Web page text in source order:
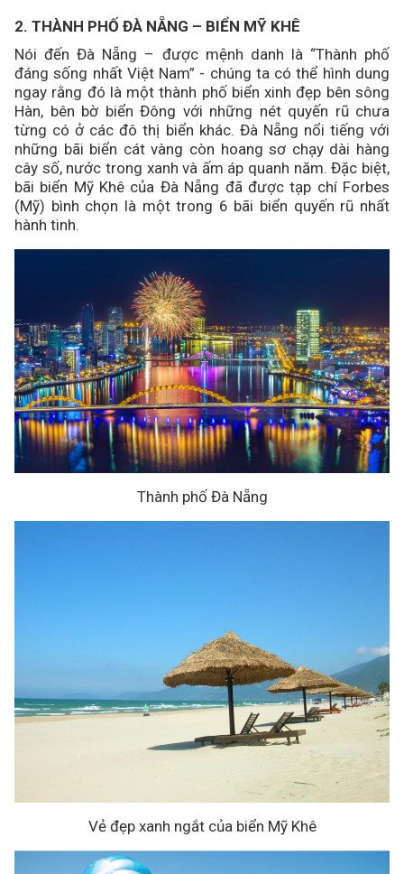
2. THÀNH PHỐ ĐÀ NẴNG – BIỂN MỸ KHÊ
Nói đến Đà Nẵng – được mệnh danh là “Thành phố
đáng sống nhất Việt Nam” - chúng ta có thể hình dung
ngay rằng đó là một thành phố biển xinh đẹp bên sông
Hàn, bên bờ biển Đông với những nét quyến rũ chưa
từng có ở các đô thị biển khác. Đà Nẵng nổi tiếng với
những bãi biển cát vàng còn hoang sơ chạy dài hàng
cây số, nước trong xanh và ấm áp quanh năm. Đặc biệt,
bãi biển Mỹ Khê của Đà Nẵng đã được tạp chí Forbes
(Mỹ) bình chọn là một trong 6 bãi biển quyến rũ nhất
hành tinh.
Thành phố Đà Nẵng
Vẻ đẹp xanh ngắt của biển Mỹ Khê